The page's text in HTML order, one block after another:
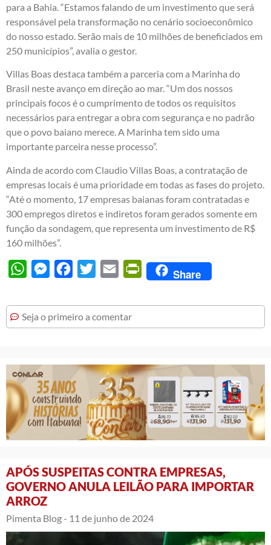
para a Bahia. “Estamos falando de um investimento que será
responsável pela transformação no cenário socioeconômico
do nosso estado. Serão mais de 10 milhões de beneficiados em
250 municípios”, avalia o gestor.
Villas Boas destaca também a parceria com a Marinha do
Brasil neste avanço em direção ao mar. “Um dos nossos
principais focos é o cumprimento de todos os requisitos
necessários para entregar a obra com segurança e no padrão
que o povo baiano merece. A Marinha tem sido uma
importante parceira nesse processo”.
Ainda de acordo com Claudio Villas Boas, a contratação de
empresas locais é uma prioridade em todas as fases do projeto.
“Até o momento, 17 empresas baianas foram contratadas e
300 empregos diretos e indiretos foram gerados somente em
função da sondagem, que representa um investimento de R$
160 milhões”.
WhatsAppMessengerFacebook
Twitter Email PrintFriendly
Share
Seja o primeiro a comentar
APÓS SUSPEITAS CONTRA EMPRESAS,
GOVERNO ANULA LEILÃO PARA IMPORTAR
ARROZ
Pimenta Blog - 11 de junho de 2024